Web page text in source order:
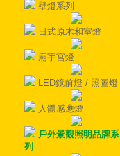
壁燈系列
日式原木和室燈
廟宇宮燈
LED鏡前燈 / 照圖燈
人體感應燈
戶外景觀照明品牌系
列